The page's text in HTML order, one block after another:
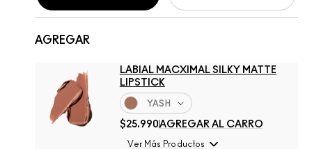
AGREGAR
LABIAL MACXIMAL SILKY MATTE
LIPSTICK
YASH
$25.990AGREGAR AL CARRO
Ver Más Productos